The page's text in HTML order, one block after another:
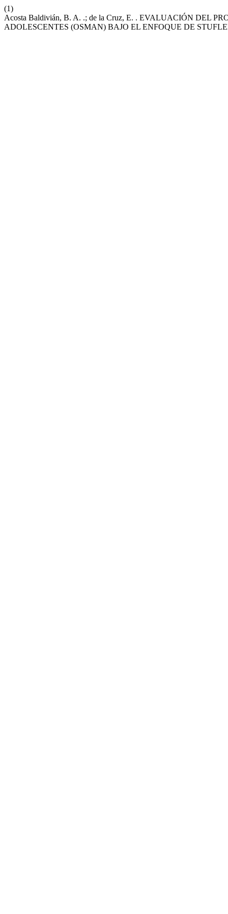
(1)
Acosta Baldivián, B. A. .; de la Cruz, E. . EVALUACIÓN DEL
ADOLESCENTES (OSMAN) BAJO EL ENFOQUE DE